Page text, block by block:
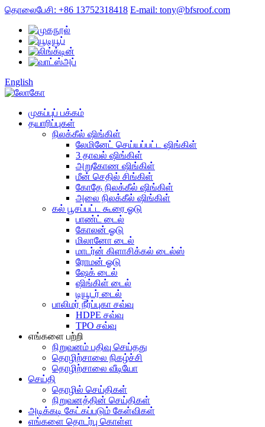
தொலைபேசி: +86 13752318418 E-mail: tony@bfsroof.com
English
முகப்புப் பக்கம்
தயாரிப்புகள்
நிலக்கீல் ஷிங்கிள்
லேமினேட் செய்யப்பட்ட ஷிங்கிள்
3 தாவல் ஷிங்கிள்
அறுகோண ஷிங்கிள்
மீன் செதில் சிங்கிள்
கோதே நிலக்கீல் ஷிங்கிள்
அலை நிலக்கீல் ஷிங்கிள்
கல் பூசப்பட்ட கூரை ஓடு
பாண்ட் டைல்
கோலன் ஓடு
மிலானோ டைல்
மாடர்ன் கிளாசிக்கல் டைல்ஸ்
ரோமன் ஓடு
ஷேக் டைல்
ஷிங்கிள் டைல்
டியூடர் டைல்
பாலிமர் நீர்ப்புகா சவ்வு
HDPE சவ்வு
TPO சவ்வு
எங்களை பற்றி
நிறுவனம் பதிவு செய்தது
தொழிற்சாலை நிகழ்ச்சி
தொழிற்சாலை வீடியோ
செய்தி
தொழில் செய்திகள்
நிறுவனத்தின் செய்திகள்
அடிக்கடி கேட்கப்படும் கேள்விகள்
எங்களை தொடர்பு கொள்ள